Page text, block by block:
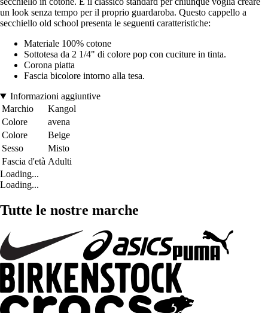
un look senza tempo per il proprio guardaroba. Questo cappello a
secchiello old school presenta le seguenti caratteristiche:
Materiale 100% cotone
Sottotesa da 2 1/4" di colore pop con cuciture in tinta.
Corona piatta
Fascia bicolore intorno alla tesa.
Informazioni aggiuntive
Marchio
Kangol
Colore
avena
Colore
Beige
Sesso
Misto
Fascia d'età Adulti
Loading...
Loading...
Tutte le nostre marche